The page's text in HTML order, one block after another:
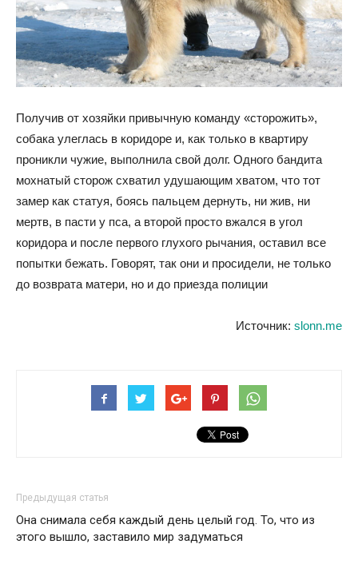
Получив от хозяйки привычную команду «сторожить»,
собака улеглась в коридоре и, как только в квартиру
проникли чужие, выполнила свой долг. Одного бандита
мохнатый сторож схватил удушающим хватом, что тот
замер как статуя, боясь пальцем дернуть, ни жив, ни
мертв, в пасти у пса, а второй просто вжался в угол
коридора и после первого глухого рычания, оставил все
попытки бежать. Говорят, так они и просидели, не только
до возврата матери, но и до приезда полиции
Источник: slonn.me
Предыдущая статья
Она снимала себя каждый день целый год. То, что из
этого вышло, заставило мир задуматься